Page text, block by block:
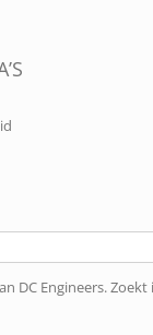
DC Engineers. Zoekt